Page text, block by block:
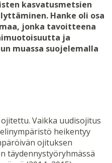
kasvatusmetsien
Hanke oli osa
jonka tavoitteena
ja
muassa suojelemalla
Vaikka uudisojitus
heikentyy
ojituksen
täydennystyöryhmässä